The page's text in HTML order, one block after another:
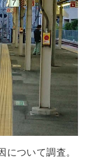
ついて調査。